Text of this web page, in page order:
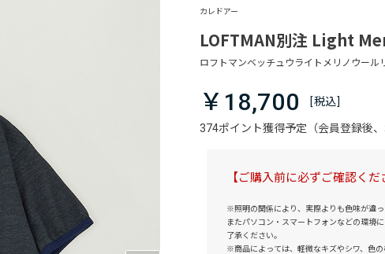
LOFTMAN別注 Light
374ポイント獲得予定（会員登録後
￥18,700
【ご購入前に必ずご確認くだ
※照明の関係により、実際よりも色味が違っ
またパソコン・スマートフォンなどの環境
了承ください。
※商品によっては、軽微なキズやシワ、色